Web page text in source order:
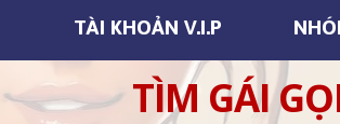
TÀI KHOẢN V.I.P
TÌM GÁI